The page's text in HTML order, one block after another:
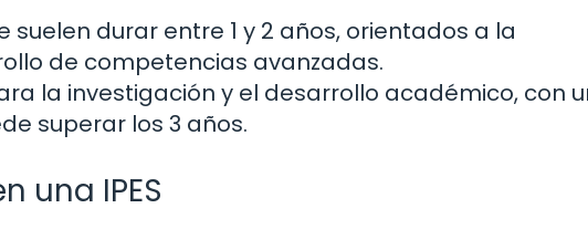
suelen durar entre 1 y 2 años, orientados a la
de competencias avanzadas.
la investigación y el desarrollo académico, con
superar los 3 años.
una IPES